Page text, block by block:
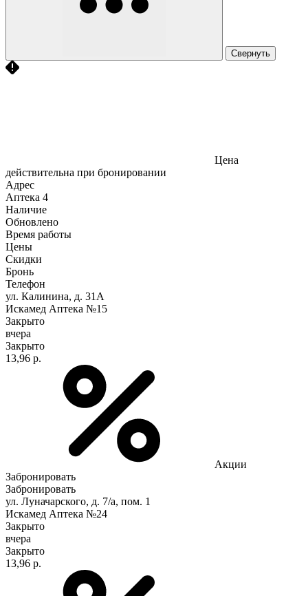
Свернуть
Цена
действительна при бронировании
Адрес
Аптека 4
Наличие
Обновлено
Время работы
Цены
Скидки
Бронь
Телефон
ул. Калинина, д. 31А
Искамед Аптека №15
Закрыто
вчера
Закрыто
13,96 р.
Акции
Забронировать
Забронировать
ул. Луначарского, д. 7/а, пом. 1
Искамед Аптека №24
Закрыто
вчера
Закрыто
13,96 р.